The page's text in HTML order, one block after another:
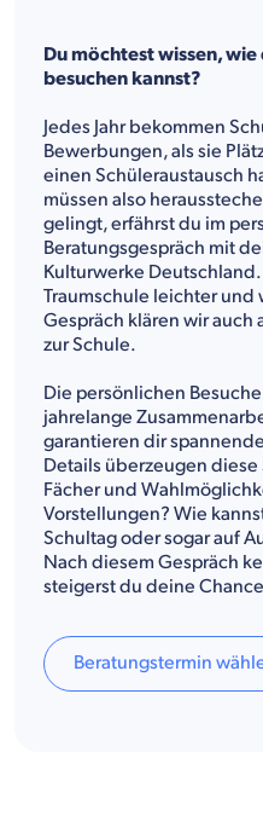
Du möchtest wissen, wie
besuchen kannst?
Jedes Jahr bekommen
Bewerbungen, als sie
einen Schüleraustausch
müssen also
gelingt, erfährst du im
Beratungsgespräch mit
Kulturwerke
Traumschule leichter und
Gespräch klären wir auch
zur Schule.
Die persönlichen
jahrelange
garantieren dir
Details überzeugen
Fächer und
Vorstellungen? Wie
Schultag oder sogar auf
Nach diesem Gespräch
steigerst du deine
Beratungstermin